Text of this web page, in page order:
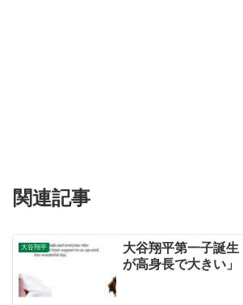
関連記事
大谷翔平
大谷翔平第一子誕
が高身長で大きい」